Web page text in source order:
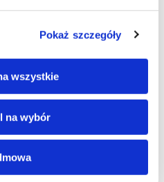
Pokaż szczegóły
wszystkie
na wybór
Jednakże błąd / dziura w
cieszyć że hakerzy
kasę z kont, dane
Jak przeciwdziałać?
opcje ustawiana